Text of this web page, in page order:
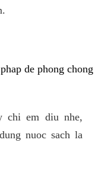
de phong chong
chi em diu nhe,
nuoc sach la